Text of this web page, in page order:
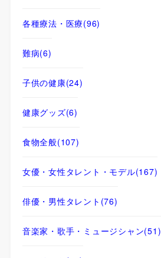
各種療法・医療(96)
難病(6)
子供の健康(24)
健康グッズ(6)
食物全般(107)
女優・女性タレント・モデル(167)
俳優・男性タレント (76)
音楽家・歌手・ミュージシャン(51)